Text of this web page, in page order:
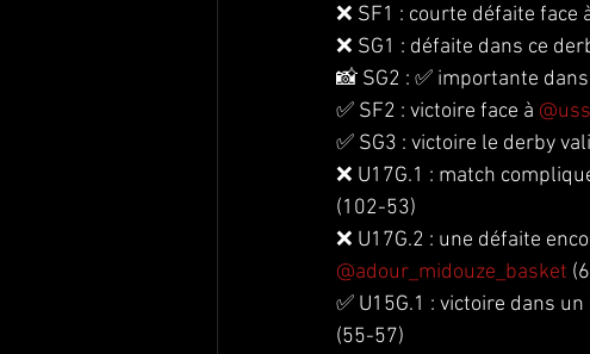
❌ SF1 : courte défaite face
❌ SG1 : défaite dans ce
📸 SG2 : ✅ importante
✅ SF2 : victoire face à
✅ SG3 : victoire le derby
❌ U17G.1 : match
(102-53)
❌ U17G.2 : une défaite
@adour_midouze_basket
✅ U15G.1 : victoire dans
(55-57)